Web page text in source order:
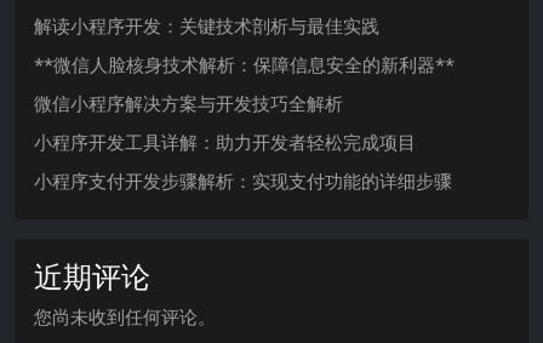
解读小程序开发：关键技术剖析与最佳实践
**微信人脸核身技术解析：保障信息安全的新利器**
微信小程序解决方案与开发技巧全解析
小程序开发工具详解：助力开发者轻松完成项目
小程序支付开发步骤解析：实现支付功能的详细步骤
近期评论
您尚未收到任何评论。